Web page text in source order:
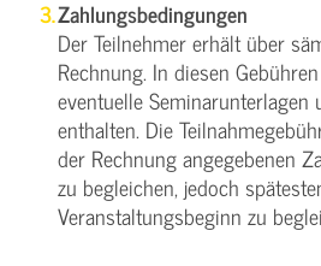
Zahlungsbedingungen
Der Teilnehmer erhält über
Rechnung. In diesen
eventuelle
enthalten. Die
der Rechnung angegebenen
zu begleichen, jedoch
Veranstaltungsbeginn zu